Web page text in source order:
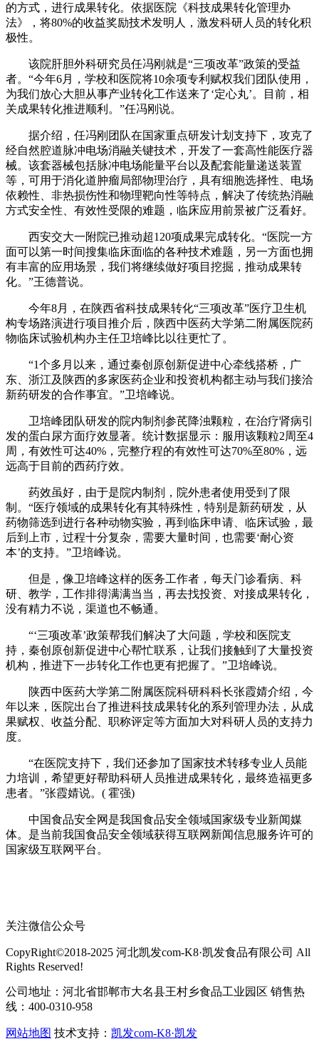
的方式，进行成果转化。依据医院《科技成果转化管理办
法》，将80%的收益奖励技术发明人，激发科研人员的转化积
极性。
该院肝胆外科研究员任冯刚就是“三项改革”政策的受益
者。“今年6月，学校和医院将10余项专利赋权我们团队使用，
为我们放心大胆从事产业转化工作送来了‘定心丸’。目前，相
关成果转化推进顺利。”任冯刚说。
据介绍，任冯刚团队在国家重点研发计划支持下，攻克了
经自然腔道脉冲电场消融关键技术，开发了一套高性能医疗器
械。该套器械包括脉冲电场能量平台以及配套能量递送装置
等，可用于消化道肿瘤局部物理治疗，具有细胞选择性、电场
依赖性、非热损伤性和物理靶向性等特点，解决了传统热消融
方式安全性、有效性受限的难题，临床应用前景被广泛看好。
西安交大一附院已推动超120项成果完成转化。“医院一方
面可以第一时间搜集临床面临的各种技术难题，另一方面也拥
有丰富的应用场景，我们将继续做好项目挖掘，推动成果转
化。”王德普说。
今年8月，在陕西省科技成果转化“三项改革”医疗卫生机
构专场路演进行项目推介后，陕西中医药大学第二附属医院药
物临床试验机构办主任卫培峰比以往更忙了。
“1个多月以来，通过秦创原创新促进中心牵线搭桥，广
东、浙江及陕西的多家医药企业和投资机构都主动与我们接洽
新药研发的合作事宜。”卫培峰说。
卫培峰团队研发的院内制剂参芪降浊颗粒，在治疗肾病引
发的蛋白尿方面疗效显著。统计数据显示：服用该颗粒2周至4
周，有效性可达40%，完整疗程的有效性可达70%至80%，远
远高于目前的西药疗效。
药效虽好，由于是院内制剂，院外患者使用受到了限
制。“医疗领域的成果转化有其特殊性，特别是新药研发，从
药物筛选到进行各种动物实验，再到临床申请、临床试验，最
后到上市，过程十分复杂，需要大量时间，也需要‘耐心资
本’的支持。”卫培峰说。
但是，像卫培峰这样的医务工作者，每天门诊看病、科
研、教学，工作排得满满当当，再去找投资、对接成果转化，
没有精力不说，渠道也不畅通。
“‘三项改革’政策帮我们解决了大问题，学校和医院支
持，秦创原创新促进中心帮忙联系，让我们接触到了大量投资
机构，推进下一步转化工作也更有把握了。”卫培峰说。
陕西中医药大学第二附属医院科研科科长张霞婧介绍，今
年以来，医院出台了推进科技成果转化的系列管理办法，从成
果赋权、收益分配、职称评定等方面加大对科研人员的支持力
度。
“在医院支持下，我们还参加了国家技术转移专业人员能
力培训，希望更好帮助科研人员推进成果转化，最终造福更多
患者。”张霞婧说。( 霍强)
中国食品安全网是我国食品安全领域国家级专业新闻媒
体。是当前我国食品安全领域获得互联网新闻信息服务许可的
国家级互联网平台。
关注微信公众号
CopyRight©2018-2025 河北凯发com-K8·凯发食品有限公司 All
Rights Reserved!
公司地址：河北省邯郸市大名县王村乡食品工业园区 销售热
线：400-0310-958
网站地图 技术支持： 凯发com-K8·凯发